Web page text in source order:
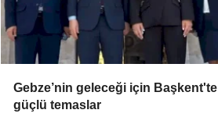
Gebze’nin geleceği için Başkent'te
güçlü temaslar